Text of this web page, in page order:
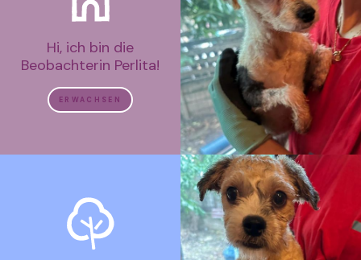
Hi, ich bin die
Beobachterin Perlita!
ERWACHSEN